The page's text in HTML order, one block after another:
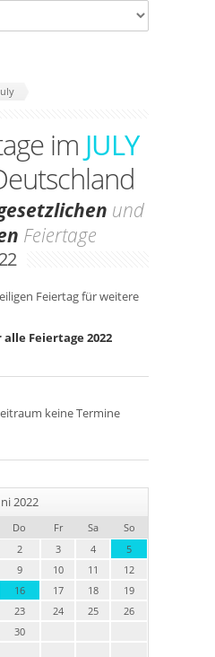
im JULY
und
Feiertage
Feiertag für weitere
Feiertage 2022
keine Termine
2022
Do Fr Sa
So
2 3 4
5
9 10 11
12
16 17 18
19
23 24 25
26
30